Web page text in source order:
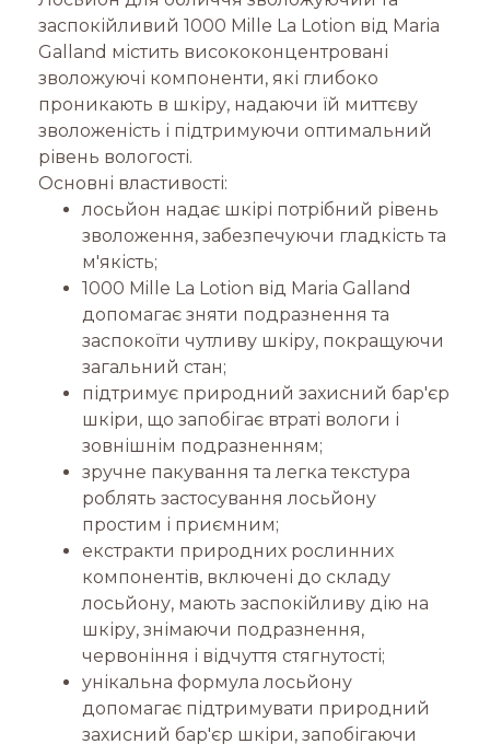
заспокійливий 1000 Mille La Lotion від Maria
Galland містить висококонцентровані
зволожуючі компоненти, які глибоко
проникають в шкіру, надаючи їй миттєву
зволоженість і підтримуючи оптимальний
рівень вологості.
Основні властивості:
лосьйон надає шкірі потрібний рівень
зволоження, забезпечуючи гладкість та
м'якість;
1000 Mille La Lotion від Maria Galland
допомагає зняти подразнення та
заспокоїти чутливу шкіру, покращуючи
загальний стан;
підтримує природний захисний бар'єр
шкіри, що запобігає втраті вологи і
зовнішнім подразненням;
зручне пакування та легка текстура
роблять застосування лосьйону
простим і приємним;
екстракти природних рослинних
компонентів, включені до складу
лосьйону, мають заспокійливу дію на
шкіру, знімаючи подразнення,
червоніння і відчуття стягнутості;
унікальна формула лосьйону
допомагає підтримувати природний
захисний бар'єр шкіри, запобігаючи